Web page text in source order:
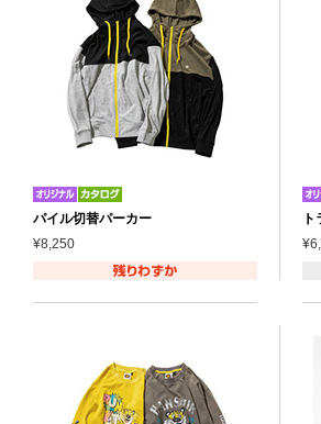
パイル切替パーカー
¥8,250